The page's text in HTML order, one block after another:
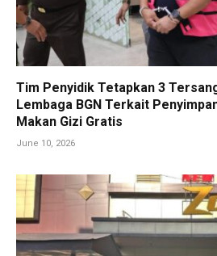
Tim Penyidik Tetapkan 3
Lembaga BGN Terkait
Makan Gizi Gratis
June 10, 2026